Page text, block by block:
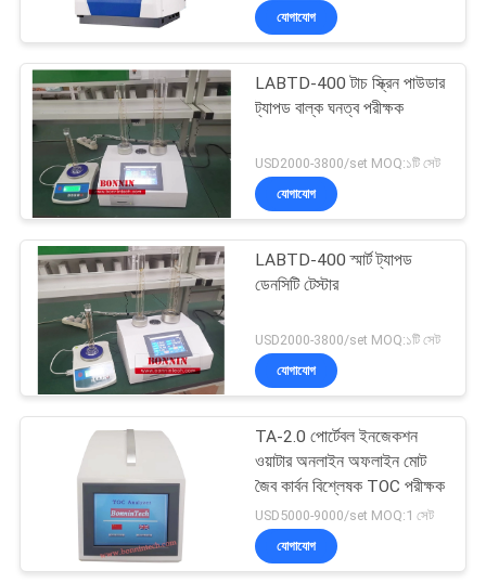
যোগাযোগ
LABTD-400 টাচ স্ক্রিন পাউডার
ট্যাপড বাল্ক ঘনত্ব পরীক্ষক
USD2000-3800/set MOQ:১টি সেট
যোগাযোগ
LABTD-400 স্মার্ট ট্যাপড
ডেনসিটি টেস্টার
USD2000-3800/set MOQ:১টি সেট
যোগাযোগ
TA-2.0 পোর্টেবল ইনজেকশন
ওয়াটার অনলাইন অফলাইন মোট
জৈব কার্বন বিশ্লেষক TOC পরীক্ষক
USD5000-9000/set MOQ:1 সেট
যোগাযোগ